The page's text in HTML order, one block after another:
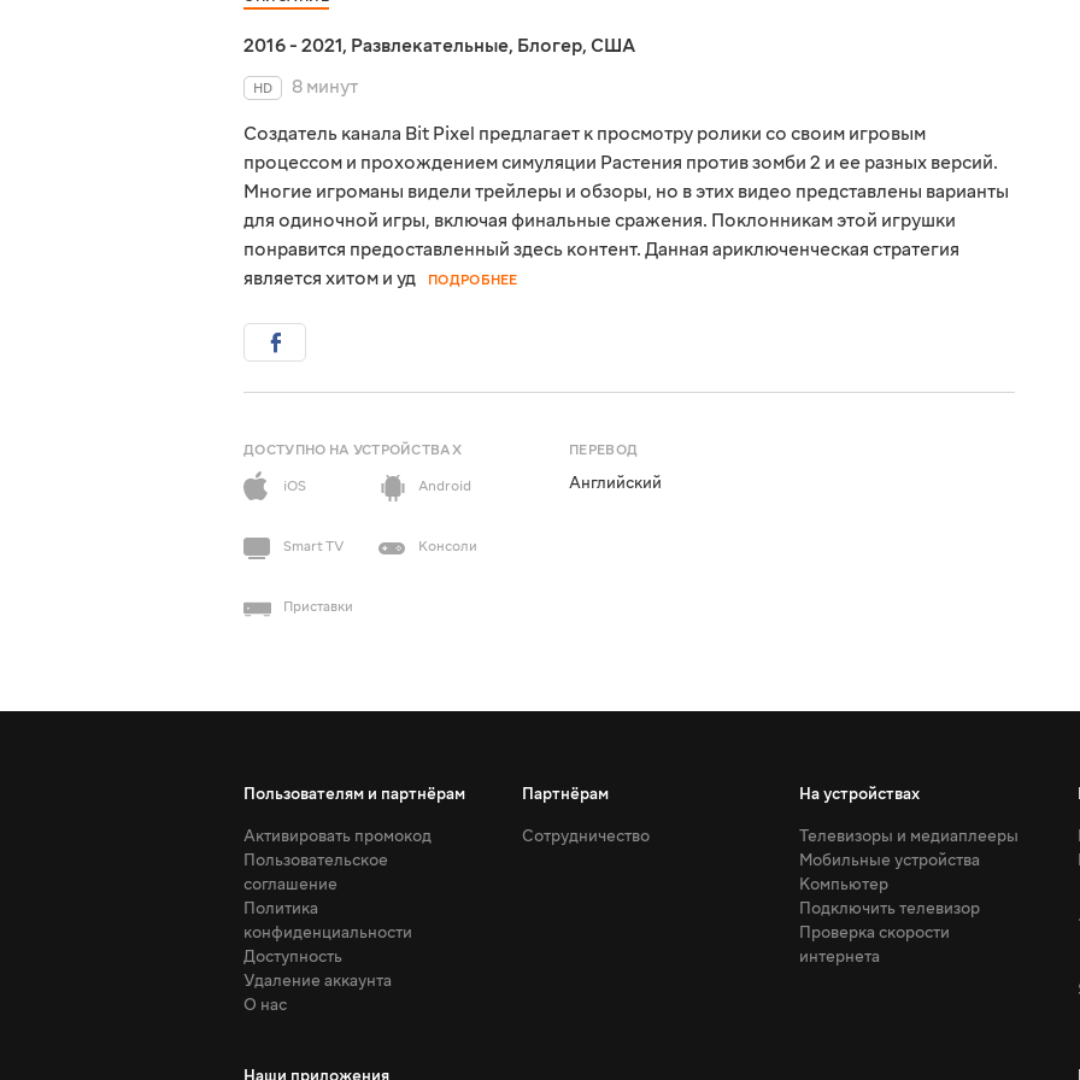
2016 - 2021, Развлекательные, Блогер, США
HD
8 минут
Создатель канала Bit Pixel предлагает к просмотру ролики со своим игровым
процессом и прохождением симуляции Растения против зомби 2 и ее разных версий.
Многие игроманы видели трейлеры и обзоры, но в этих видео представлены варианты
для одиночной игры, включая финальные сражения. Поклонникам этой игрушки
понравится предоставленный здесь контент. Данная ариключенческая стратегия
является хитом и уд
ПОДРОБНЕЕ
ДОСТУПНО НА УСТРОЙСТВАХ
iOS
Android
Smart TV Консоли
Приставки
ПЕРЕВОД
Английский
Пользователям и партнёрам
Активировать промокод
Пользовательское
соглашение
Политика
конфиденциальности
Доступность
Удаление аккаунта
О нас
Партнёрам
Сотрудничество
На устройствах
Телевизоры и медиаплееры
Мобильные устройства
Компьютер
Подключить телевизор
Проверка скорости
интернета